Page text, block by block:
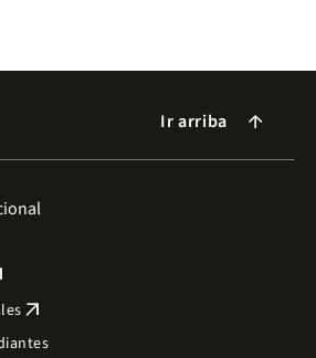
Ir arriba arrow_forward
arrow_outward